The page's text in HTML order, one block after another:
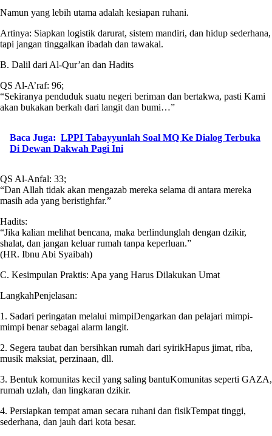
Namun yang lebih utama adalah kesiapan ruhani.
Artinya: Siapkan logistik darurat, sistem mandiri, dan hidup sederhana,
tapi jangan tinggalkan ibadah dan tawakal.
B. Dalil dari Al-Qur’an dan Hadits
QS Al-A’raf: 96;
“Sekiranya penduduk suatu negeri beriman dan bertakwa, pasti Kami
akan bukakan berkah dari langit dan bumi…”
Baca Juga: LPPI Tabayyunlah Soal MQ Ke Dialog Terbuka
Di Dewan Dakwah Pagi Ini
QS Al-Anfal: 33;
“Dan Allah tidak akan mengazab mereka selama di antara mereka
masih ada yang beristighfar.”
Hadits:
“Jika kalian melihat bencana, maka berlindunglah dengan dzikir,
shalat, dan jangan keluar rumah tanpa keperluan.”
(HR. Ibnu Abi Syaibah)
C. Kesimpulan Praktis: Apa yang Harus Dilakukan Umat
LangkahPenjelasan:
1. Sadari peringatan melalui mimpiDengarkan dan pelajari mimpi-
mimpi benar sebagai alarm langit.
2. Segera taubat dan bersihkan rumah dari syirikHapus jimat, riba,
musik maksiat, perzinaan, dll.
3. Bentuk komunitas kecil yang saling bantuKomunitas seperti GAZA,
rumah uzlah, dan lingkaran dzikir.
4. Persiapkan tempat aman secara ruhani dan fisikTempat tinggi,
sederhana, dan jauh dari kota besar.